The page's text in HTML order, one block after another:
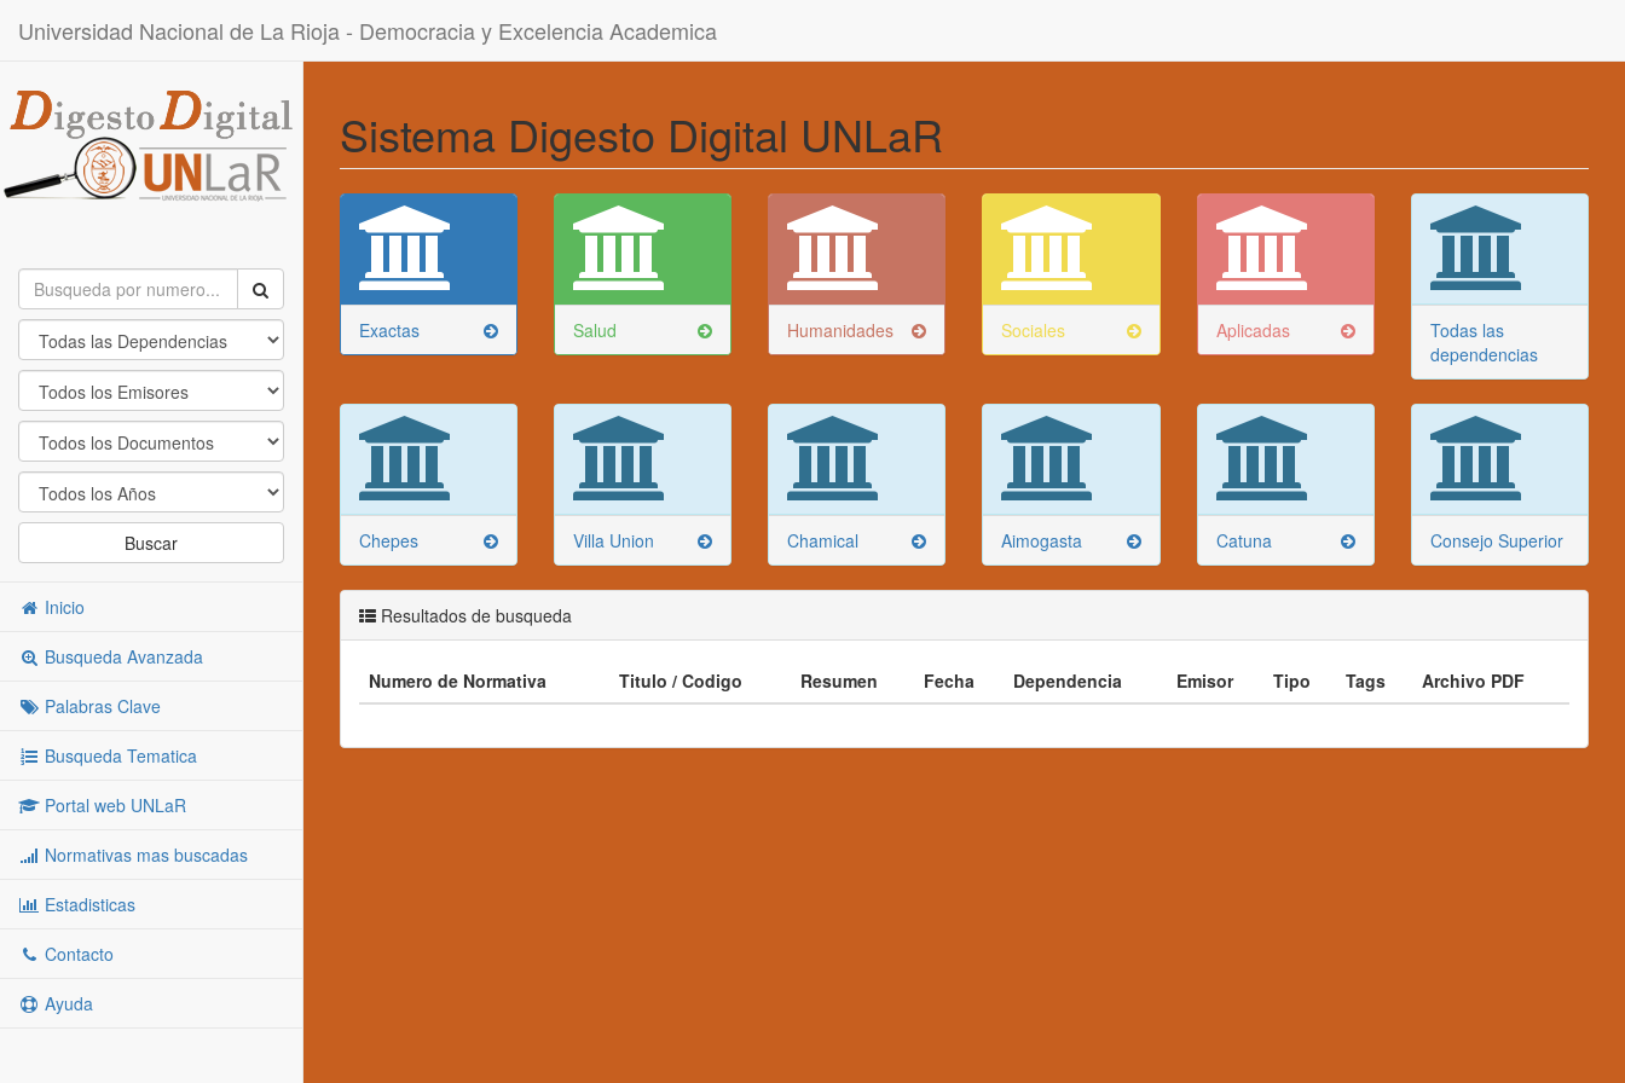
Universidad Nacional de La Rioja - Democracia y Excelencia Academica
Buscar
Inicio
Busqueda Avanzada
Palabras Clave
Busqueda Tematica
Portal web UNLaR
Normativas mas buscadas
Estadisticas
Contacto
Ayuda
Sistema Digesto Digital UNLaR
Exactas Salud Humanidades Sociales Aplicadas
Todas las
dependencias
Chepes Villa Union Chamical Aimogasta Catuna Consejo Superior
Resultados de busqueda
Numero de Normativa Titulo / Codigo Resumen Fecha Dependencia Emisor Tipo Tags Archivo PDF